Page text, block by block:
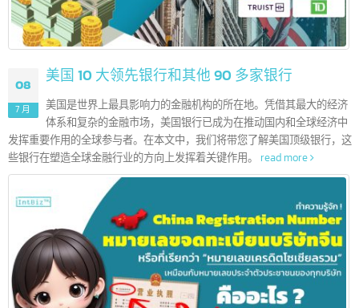
7 月
美国 10 大领先银行和其他 90 多家银行
美国是世界上最具影响力的金融机构的所在地。凭借其最大的经
体系和复杂的金融市场，美国银行已成为在推动国内和全球经济
发挥重要作用的全球参与者。在本文中，我们将带您了解美国顶级银行
些银行在塑造全球金融行业的方向上发挥着关键作用。 read more